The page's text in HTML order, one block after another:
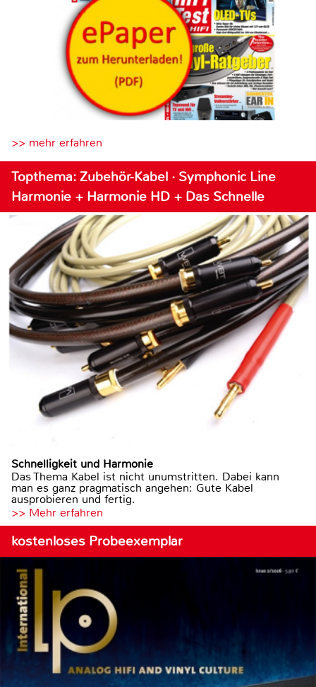
>> mehr erfahren
Topthema: Zubehör-Kabel · Symphonic Line
Harmonie + Harmonie HD + Das Schnelle
Schnelligkeit und Harmonie
Das Thema Kabel ist nicht unumstritten. Dabei kann
man es ganz pragmatisch angehen: Gute Kabel
ausprobieren und fertig.
>> Mehr erfahren
kostenloses Probeexemplar